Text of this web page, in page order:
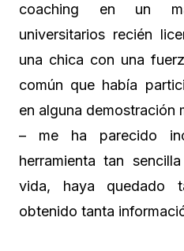
coaching en un
universitarios recién
una chica con una
común que había
en alguna demostración
– me ha parecido
herramienta tan
vida, haya quedado
obtenido tanta